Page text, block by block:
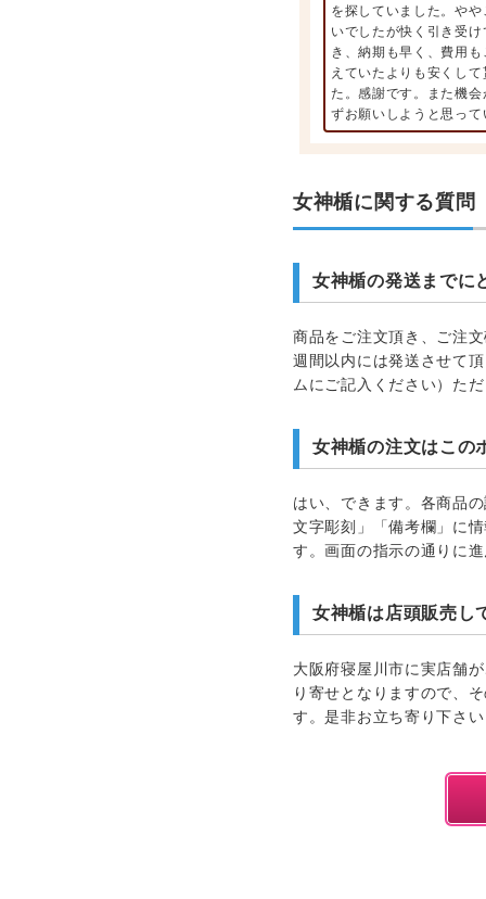
を探していました。や
いでしたが快く引き受け
き、納期も早く、費用
えていたよりも安くし
た。感謝です。また機会
ずお願いしようと思って
女神楯に関する質問
女神楯の発送までに
商品をご注文頂き、ご注
週間以内には発送させて
ムにご記入ください）た
女神楯の注文はこの
はい、できます。各商品
文字彫刻」「備考欄」に
す。画面の指示の通りに
女神楯は店頭販売し
大阪府寝屋川市に実店舗
り寄せとなりますので、
す。是非お立ち寄り下さ